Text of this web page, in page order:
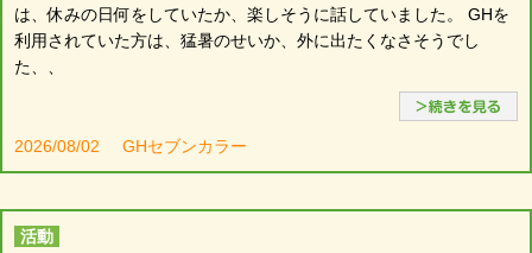
は、休みの日何をしていたか、楽しそうに話していました。 GHを
利用されていた方は、猛暑のせいか、外に出たくなさそうでし
た、、
2026/08/02 GHセブンカラー
活動